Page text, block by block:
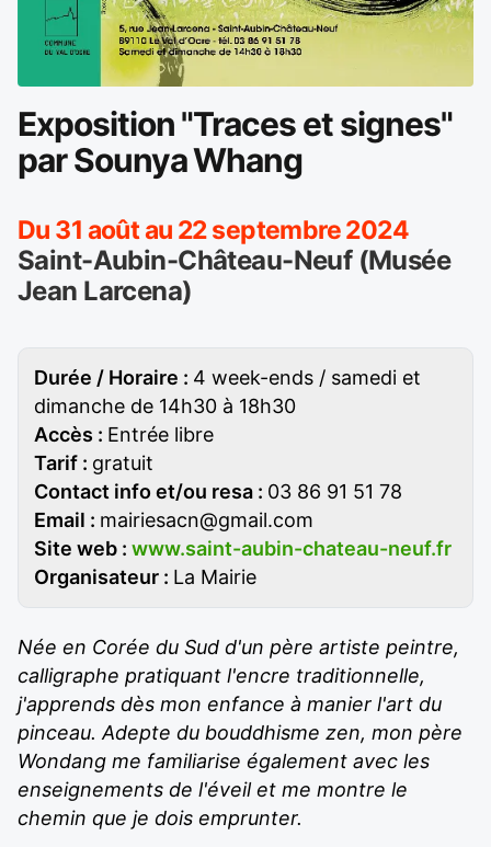
Exposition "Traces et signes"
par Sounya Whang
Du 31 août au 22 septembre 2024
Saint-Aubin-Château-Neuf (Musée
Jean Larcena)
Durée / Horaire : 4 week-ends / samedi et
dimanche de 14h30 à 18h30
Accès : Entrée libre
Tarif : gratuit
Contact info et/ou resa : 03 86 91 51 78
Email : mairiesacn@gmail.com
Site web : www.saint-aubin-chateau-neuf.fr
Organisateur : La Mairie
Née en Corée du Sud d'un père artiste peintre,
calligraphe pratiquant l'encre traditionnelle,
j'apprends dès mon enfance à manier l'art du
pinceau. Adepte du bouddhisme zen, mon père
Wondang me familiarise également avec les
enseignements de l'éveil et me montre le
chemin que je dois emprunter.